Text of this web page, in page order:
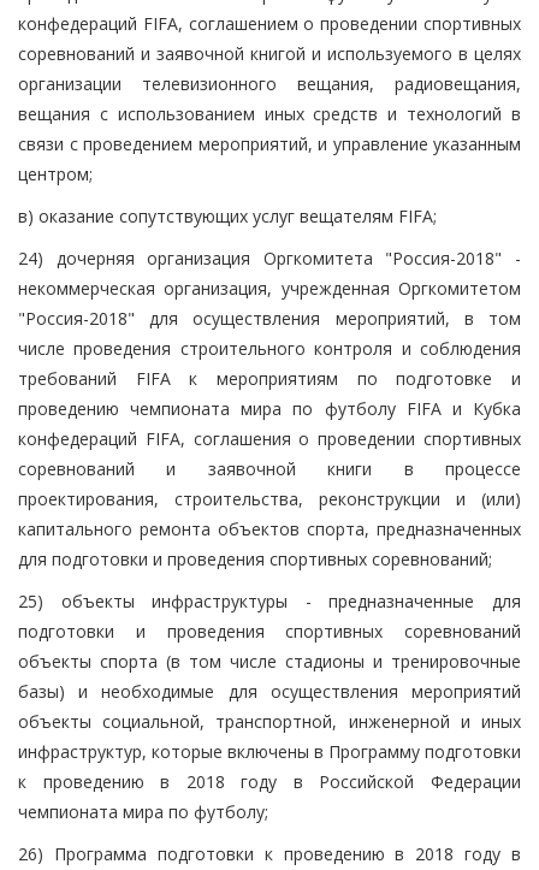
конфедераций FIFA, соглашением о проведении спортивных
соревнований и заявочной книгой и используемого в целях
организации телевизионного вещания, радиовещания,
вещания с использованием иных средств и технологий в
связи с проведением мероприятий, и управление указанным
центром;
в) оказание сопутствующих услуг вещателям FIFA;
24) дочерняя организация Оргкомитета "Россия-2018" -
некоммерческая организация, учрежденная Оргкомитетом
"Россия-2018" для осуществления мероприятий, в том
числе проведения строительного контроля и соблюдения
требований FIFA к мероприятиям по подготовке и
проведению чемпионата мира по футболу FIFA и Кубка
конфедераций FIFA, соглашения о проведении спортивных
соревнований и заявочной книги в процессе
проектирования, строительства, реконструкции и (или)
капитального ремонта объектов спорта, предназначенных
для подготовки и проведения спортивных соревнований;
25) объекты инфраструктуры - предназначенные для
подготовки и проведения спортивных соревнований
объекты спорта (в том числе стадионы и тренировочные
базы) и необходимые для осуществления мероприятий
объекты социальной, транспортной, инженерной и иных
инфраструктур, которые включены в Программу подготовки
к проведению в 2018 году в Российской Федерации
чемпионата мира по футболу;
26) Программа подготовки к проведению в 2018 году в